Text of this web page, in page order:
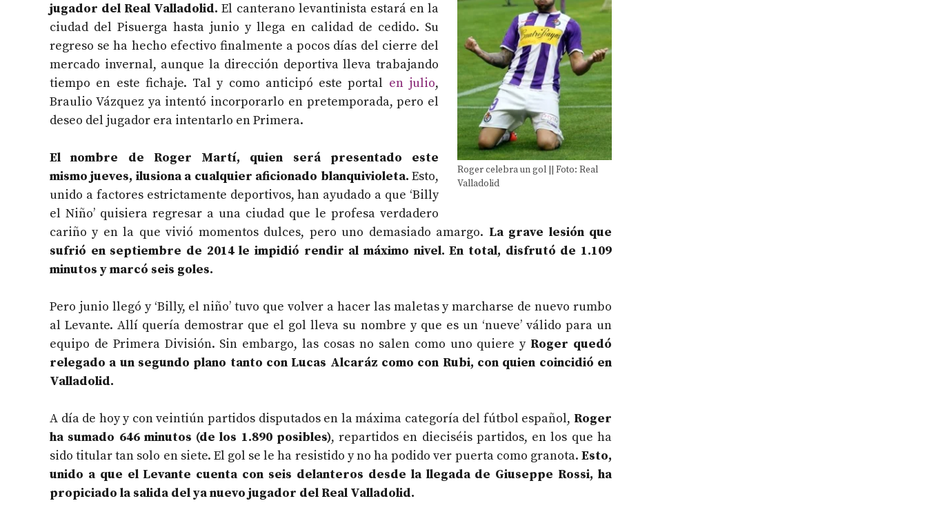
Roger celebra un gol || Foto: Real
Valladolid
jugador del Real Valladolid. El canterano levantinista estará en la
ciudad del Pisuerga hasta junio y llega en calidad de cedido. Su
regreso se ha hecho efectivo finalmente a pocos días del cierre del
mercado invernal, aunque la dirección deportiva lleva trabajando
tiempo en este fichaje. Tal y como anticipó este portal en julio,
Braulio Vázquez ya intentó incorporarlo en pretemporada, pero el
deseo del jugador era intentarlo en Primera.
El nombre de Roger Martí, quien será presentado este
mismo jueves, ilusiona a cualquier aficionado blanquivioleta. Esto,
unido a factores estrictamente deportivos, han ayudado a que ‘Billy
el Niño’ quisiera regresar a una ciudad que le profesa verdadero
cariño y en la que vivió momentos dulces, pero uno demasiado amargo. La grave lesión que
sufrió en septiembre de 2014 le impidió rendir al máximo nivel. En total, disfrutó de 1.109
minutos y marcó seis goles.
Pero junio llegó y ‘Billy, el niño’ tuvo que volver a hacer las maletas y marcharse de nuevo rumbo
al Levante. Allí quería demostrar que el gol lleva su nombre y que es un ‘nueve’ válido para un
equipo de Primera División. Sin embargo, las cosas no salen como uno quiere y Roger quedó
relegado a un segundo plano tanto con Lucas Alcaráz como con Rubi, con quien coincidió en
Valladolid.
A día de hoy y con veintiún partidos disputados en la máxima categoría del fútbol español, Roger
ha sumado 646 minutos (de los 1.890 posibles), repartidos en dieciséis partidos, en los que ha
sido titular tan solo en siete. El gol se le ha resistido y no ha podido ver puerta como granota. Esto,
unido a que el Levante cuenta con seis delanteros desde la llegada de Giuseppe Rossi, ha
propiciado la salida del ya nuevo jugador del Real Valladolid.